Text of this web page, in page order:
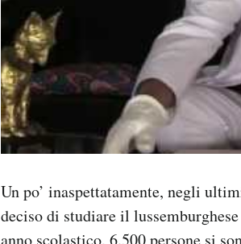
Un po’ inaspettatamente, negli
deciso di studiare il
anno scolastico, 6.500 persone si